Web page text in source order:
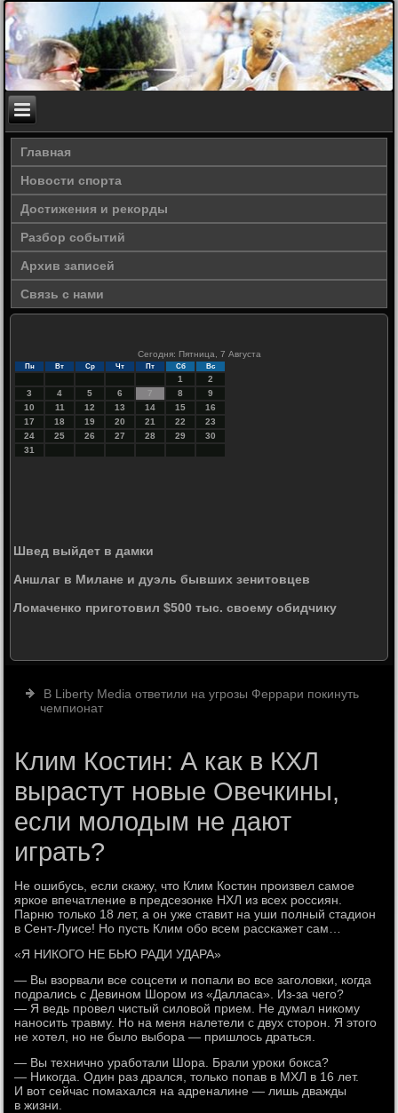
Главная
Новости спорта
Достижения и рекорды
Разбор событий
Архив записей
Связь с нами
Сегодня: Пятница, 7 Августа
Пн Вт Ср Чт Пт Сб Вс
1
2
3
4 5 6 7 8
9
10
11 12 13 14 15
16
17
18 19 20 21 22
23
24
25 26 27 28 29
30
31
Швед выйдет в дамки
Аншлаг в Милане и дуэль бывших зенитовцев
Ломаченко приготовил $500 тыс. своему обидчику
В Liberty Media ответили на угрозы Феррари покинуть
чемпионат
Клим Костин: А как в КХЛ
вырастут новые Овечкины,
если молодым не дают
играть?
Не ошибусь, если скажу, что Клим Костин произвел самое
яркое впечатление в предсезонке НХЛ из всех россиян.
Парню только 18 лет, а он уже ставит на уши полный стадион
в Сент-Луисе! Но пусть Клим обо всем расскажет сам…
«Я НИКОГО НЕ БЬЮ РАДИ УДАРА»
— Вы взорвали все соцсети и попали во все заголовки, когда
подрались с Девином Шором из «Далласа». Из-за чего?
— Я ведь провел чистый силовой прием. Не думал никому
наносить травму. Но на меня налетели с двух сторон. Я этого
не хотел, но не было выбора — пришлось драться.
— Вы технично уработали Шора. Брали уроки бокса?
— Никогда. Один раз дрался, только попав в МХЛ в 16 лет.
И вот сейчас помахался на адреналине — лишь дважды
в жизни.